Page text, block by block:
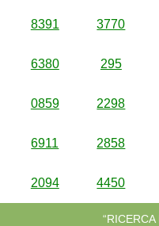
8391 3770
6380 295
0859 2298
6911 2858
2094 4450